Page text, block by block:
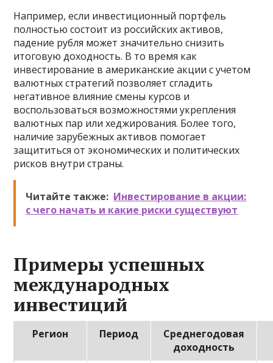
Например, если инвестиционный портфель
полностью состоит из российских активов,
падение рубля может значительно снизить
итоговую доходность. В то время как
инвестирование в американские акции с учетом
валютных стратегий позволяет сгладить
негативное влияние смены курсов и
воспользоваться возможностями укрепления
валютных пар или хеджирования. Более того,
наличие зарубежных активов помогает
защититься от экономических и политических
рисков внутри страны.
Читайте также: Инвестирование в акции:
с чего начать и какие риски существуют
Примеры успешных
международных
инвестиций
Регион Период
Среднегодовая
доходность